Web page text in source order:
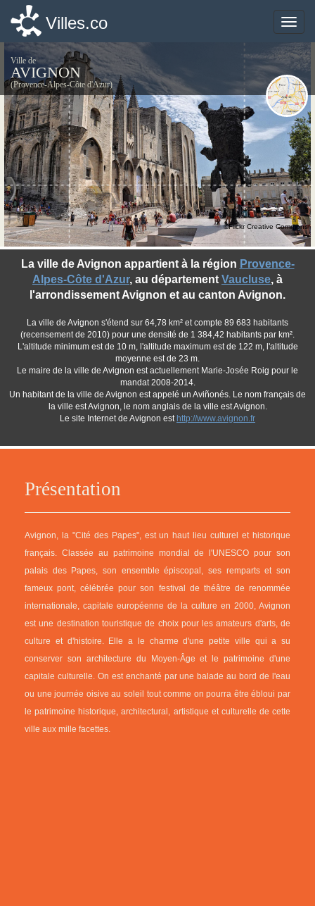
Toggle
Villes.co
Ville de
AVIGNON
(Provence-Alpes-Côte d'Azur)
Présentation
Avignon, la "Cité des Papes", est un haut lieu culturel et historique
français. Classée au patrimoine mondial de l'UNESCO pour son
palais des Papes, son ensemble épiscopal, ses remparts et son
fameux pont, célébrée pour son festival de théâtre de renommée
internationale, capitale européenne de la culture en 2000, Avignon
est une destination touristique de choix pour les amateurs d'arts, de
culture et d'histoire. Elle a le charme d'une petite ville qui a su
conserver son architecture du Moyen-Âge et le patrimoine d'une
capitale culturelle. On est enchanté par une balade au bord de l'eau
ou une journée oisive au soleil tout comme on pourra être ébloui par
le patrimoine historique, architectural, artistique et culturelle de cette
ville aux mille facettes.
La ville de Avignon appartient à la région Provence-
Alpes-Côte d'Azur, au département Vaucluse, à
l'arrondissement Avignon et au canton Avignon.
La ville de Avignon s'étend sur 64,78 km² et compte 89 683 habitants
(recensement de 2010) pour une densité de 1 384,42 habitants par km².
L'altitude minimum est de 10 m, l'altitude maximum est de 122 m, l'altitude
moyenne est de 23 m.
Le maire de la ville de Avignon est actuellement Marie-Josée Roig pour le
mandat 2008-2014.
Un habitant de la ville de Avignon est appelé un Aviñonés. Le nom français de
la ville est Avignon, le nom anglais de la ville est Avignon.
Le site Internet de Avignon est http://www.avignon.fr
©Flickr Creative Commons
Toggle
Villes.co